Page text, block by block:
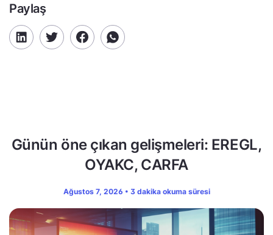
Paylaş
Günün öne çıkan gelişmeleri: EREGL,
OYAKC, CARFA
Ağustos 7, 2026 • 3 dakika okuma süresi